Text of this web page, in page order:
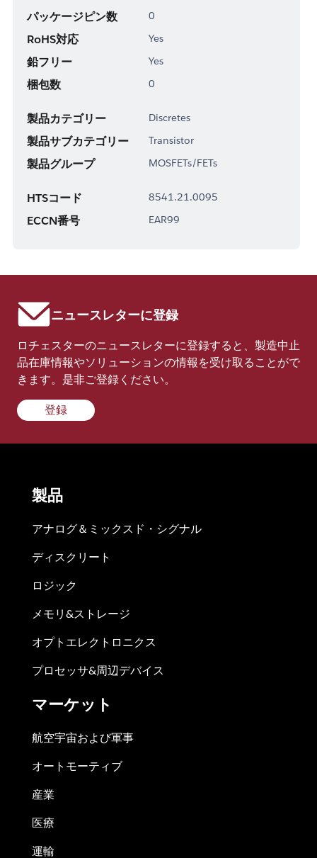
パッケージピン数 0
RoHS対応 Yes
鉛フリー Yes
梱包数 0
製品カテゴリー Discretes
製品サブカテゴリー Transistor
製品グループ MOSFETs/FETs
HTSコード 8541.21.0095
ECCN番号 EAR99
ニュースレターに登録
ロチェスターのニュースレターに登録すると、製造中止
品在庫情報やソリューションの情報を受け取ることがで
きます。是非ご登録ください。
登録
製品
アナログ＆ミックスド・シグナル
ディスクリート
ロジック
メモリ&ストレージ
オプトエレクトロニクス
プロセッサ&周辺デバイス
マーケット
航空宇宙および軍事
オートモーティブ
産業
医療
運輸